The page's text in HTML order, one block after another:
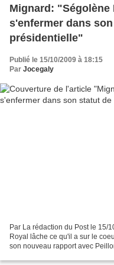
Mignard: "Ségolène
s'enfermer dans
présidentielle"
Publié le 15/10/2009 à 18:15
Par Jocegaly
Par La rédaction du Post le 15/
Royal lâche ce qu'il a sur le
son nouveau rapport avec